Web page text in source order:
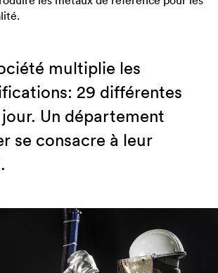
multiplie les
29 différentes
Un département
se consacre à leur